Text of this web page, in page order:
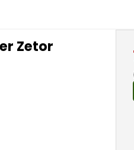
Zetor